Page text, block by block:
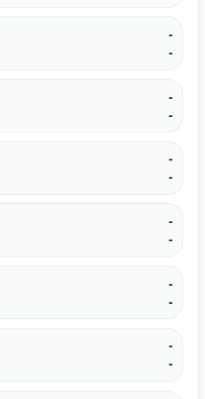
-
-
-
-
-
-
-
-
-
-
-
-